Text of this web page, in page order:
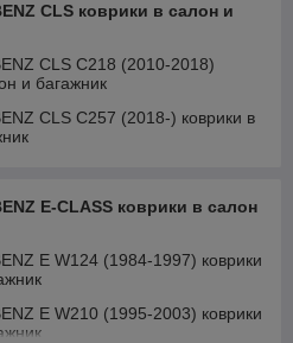
CLS коврики в салон и
CLS C218 (2010-2018)
и багажник
CLS C257 (2018-) коврики в
E-CLASS коврики в салон
E W124 (1984-1997) коврики
E W210 (1995-2003) коврики